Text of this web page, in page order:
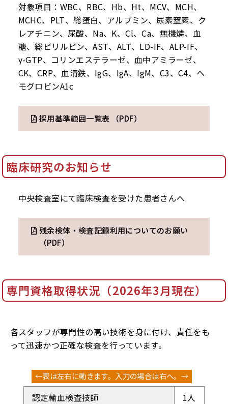
対象項目：WBC、RBC、Hb、Ht、MCV、MCH、
MCHC、PLT、総蛋白、アルブミン、尿素窒素、ク
レアチニン、尿酸、Na、K、Cl、Ca、無機燐、血
糖、総ビリルビン、AST、ALT、LD-IF、ALP-IF、
γ-GTP、コリンエステラーゼ、血中アミラーゼ、
CK、CRP、血清鉄、IgG、IgA、IgM、C3、C4、ヘ
モグロビンA1c
採用基準範囲一覧表 （PDF）
臨床研究のお知らせ
中央検査室にて臨床検査を受けた患者さんへ
残余検体・検査記録利用についてのお願い
（PDF）
専門資格取得状況（2026年3月現在）
各スタッフが専門性の高い技術を身に付け、責任をも
って迅速かつ正確な検査を行っています。
認定輸血検査技師
1人